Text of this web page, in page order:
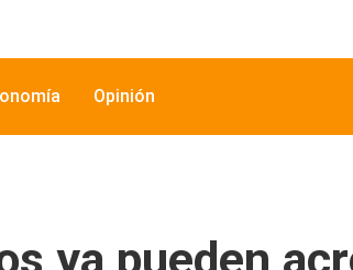
Opinión
ya pueden